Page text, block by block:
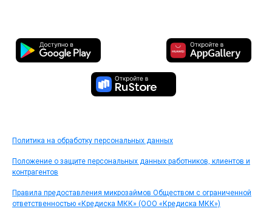
Политика на обработку персональных данных
Положение о защите персональных данных работников, клиентов и
контрагентов
Правила предоставления микрозаймов Обществом с ограниченной
ответственностью «Кредиска МКК» (ООО «Кредиска МКК»)